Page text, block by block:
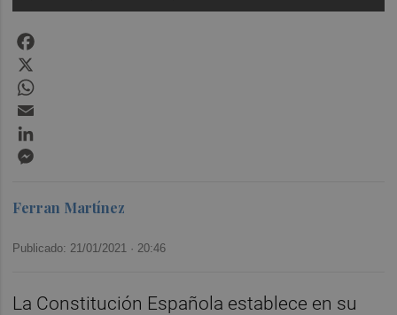
Ferran Martínez
Publicado: 21/01/2021 · 20:46
La Constitución Española establece en su